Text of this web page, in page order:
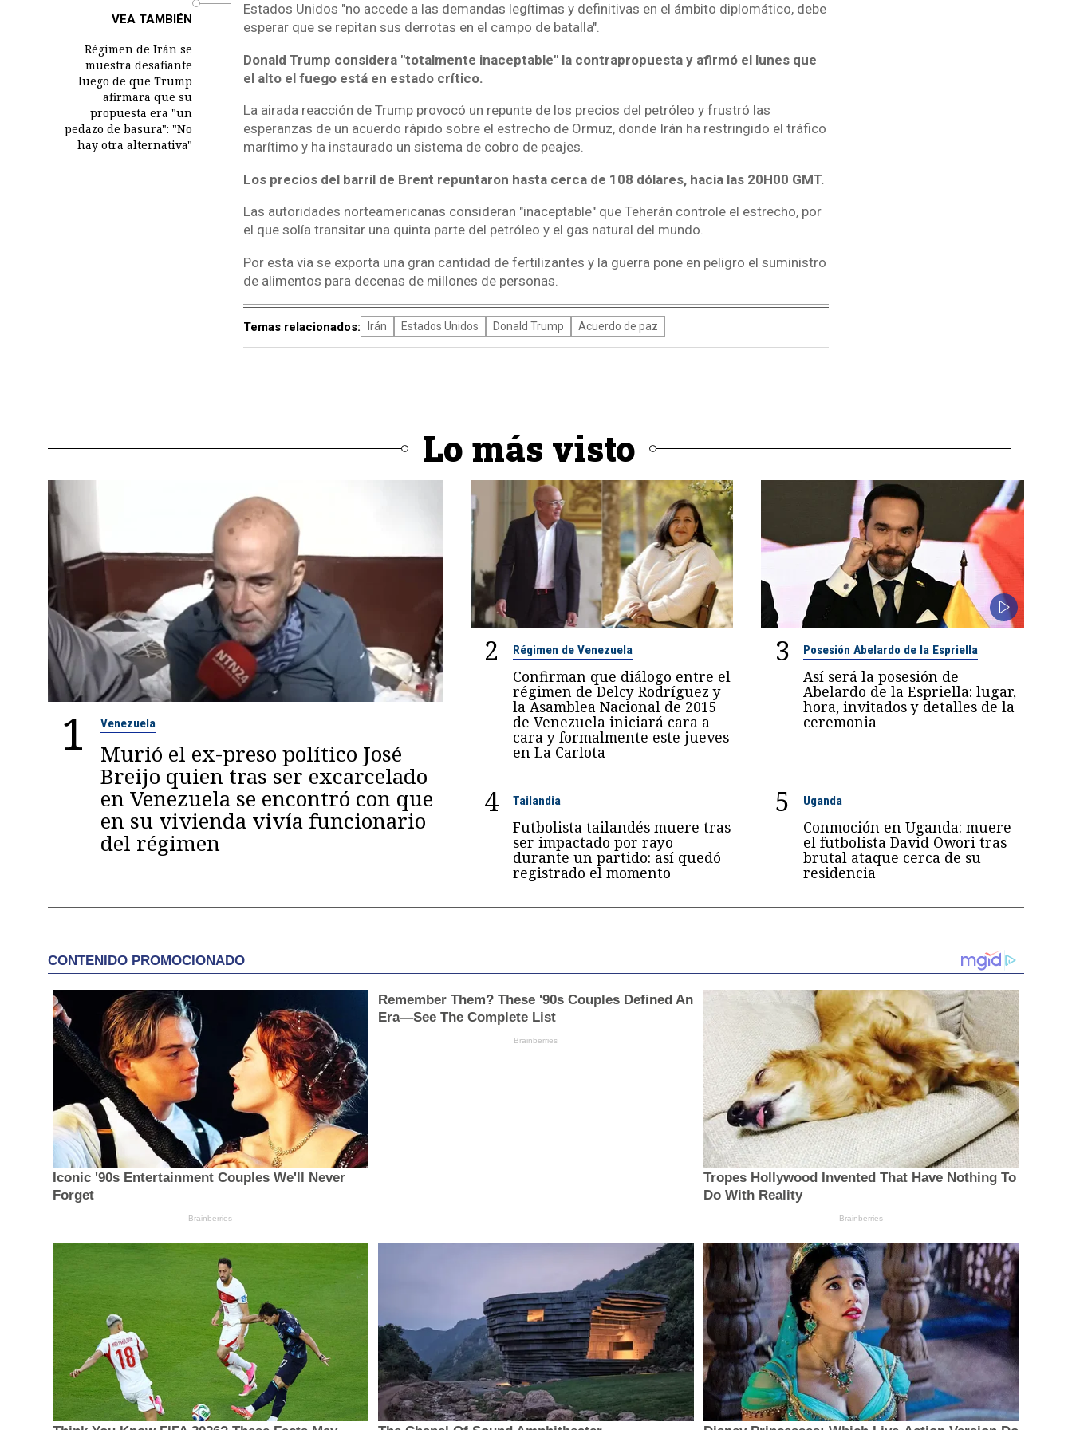
VEA TAMBIÉN
Régimen de Irán se
muestra desafiante
luego de que Trump
afirmara que su
propuesta era "un
pedazo de basura": "No
hay otra alternativa"
Estados Unidos "no accede a las demandas legítimas y definitivas en el ámbito diplomático, debe
esperar que se repitan sus derrotas en el campo de batalla".
Donald Trump considera "totalmente inaceptable" la contrapropuesta y afirmó el lunes que
el alto el fuego está en estado crítico.
La airada reacción de Trump provocó un repunte de los precios del petróleo y frustró las
esperanzas de un acuerdo rápido sobre el estrecho de Ormuz, donde Irán ha restringido el tráfico
marítimo y ha instaurado un sistema de cobro de peajes.
Los precios del barril de Brent repuntaron hasta cerca de 108 dólares, hacia las 20H00 GMT.
Las autoridades norteamericanas consideran "inaceptable" que Teherán controle el estrecho, por
el que solía transitar una quinta parte del petróleo y el gas natural del mundo.
Por esta vía se exporta una gran cantidad de fertilizantes y la guerra pone en peligro el suministro
de alimentos para decenas de millones de personas.
Temas relacionados: Irán Estados Unidos Donald Trump Acuerdo de paz
Lo más visto
1 Venezuela
Murió el ex-preso político José
Breijo quien tras ser excarcelado
en Venezuela se encontró con que
en su vivienda vivía funcionario
del régimen
2 Régimen de Venezuela
Confirman que diálogo entre el
régimen de Delcy Rodríguez y
la Asamblea Nacional de 2015
de Venezuela iniciará cara a
cara y formalmente este jueves
en La Carlota
3 Posesión Abelardo de la Espriella
Así será la posesión de
Abelardo de la Espriella: lugar,
hora, invitados y detalles de la
ceremonia
4 Tailandia
Futbolista tailandés muere tras
ser impactado por rayo
durante un partido: así quedó
registrado el momento
5 Uganda
Conmoción en Uganda: muere
el futbolista David Owori tras
brutal ataque cerca de su
residencia